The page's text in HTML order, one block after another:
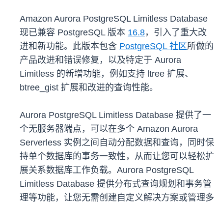
Amazon Aurora PostgreSQL Limitless Database
现已兼容 PostgreSQL 版本 16.8，引入了重大改
进和新功能。此版本包含 PostgreSQL 社区所做的
产品改进和错误修复，以及特定于 Aurora
Limitless 的新增功能，例如支持 ltree 扩展、
btree_gist 扩展和改进的查询性能。
Aurora PostgreSQL Limitless Database 提供了一
个无服务器端点，可以在多个 Amazon Aurora
Serverless 实例之间自动分配数据和查询，同时保
持单个数据库的事务一致性，从而让您可以轻松扩
展关系数据库工作负载。Aurora PostgreSQL
Limitless Database 提供分布式查询规划和事务管
理等功能，让您无需创建自定义解决方案或管理多